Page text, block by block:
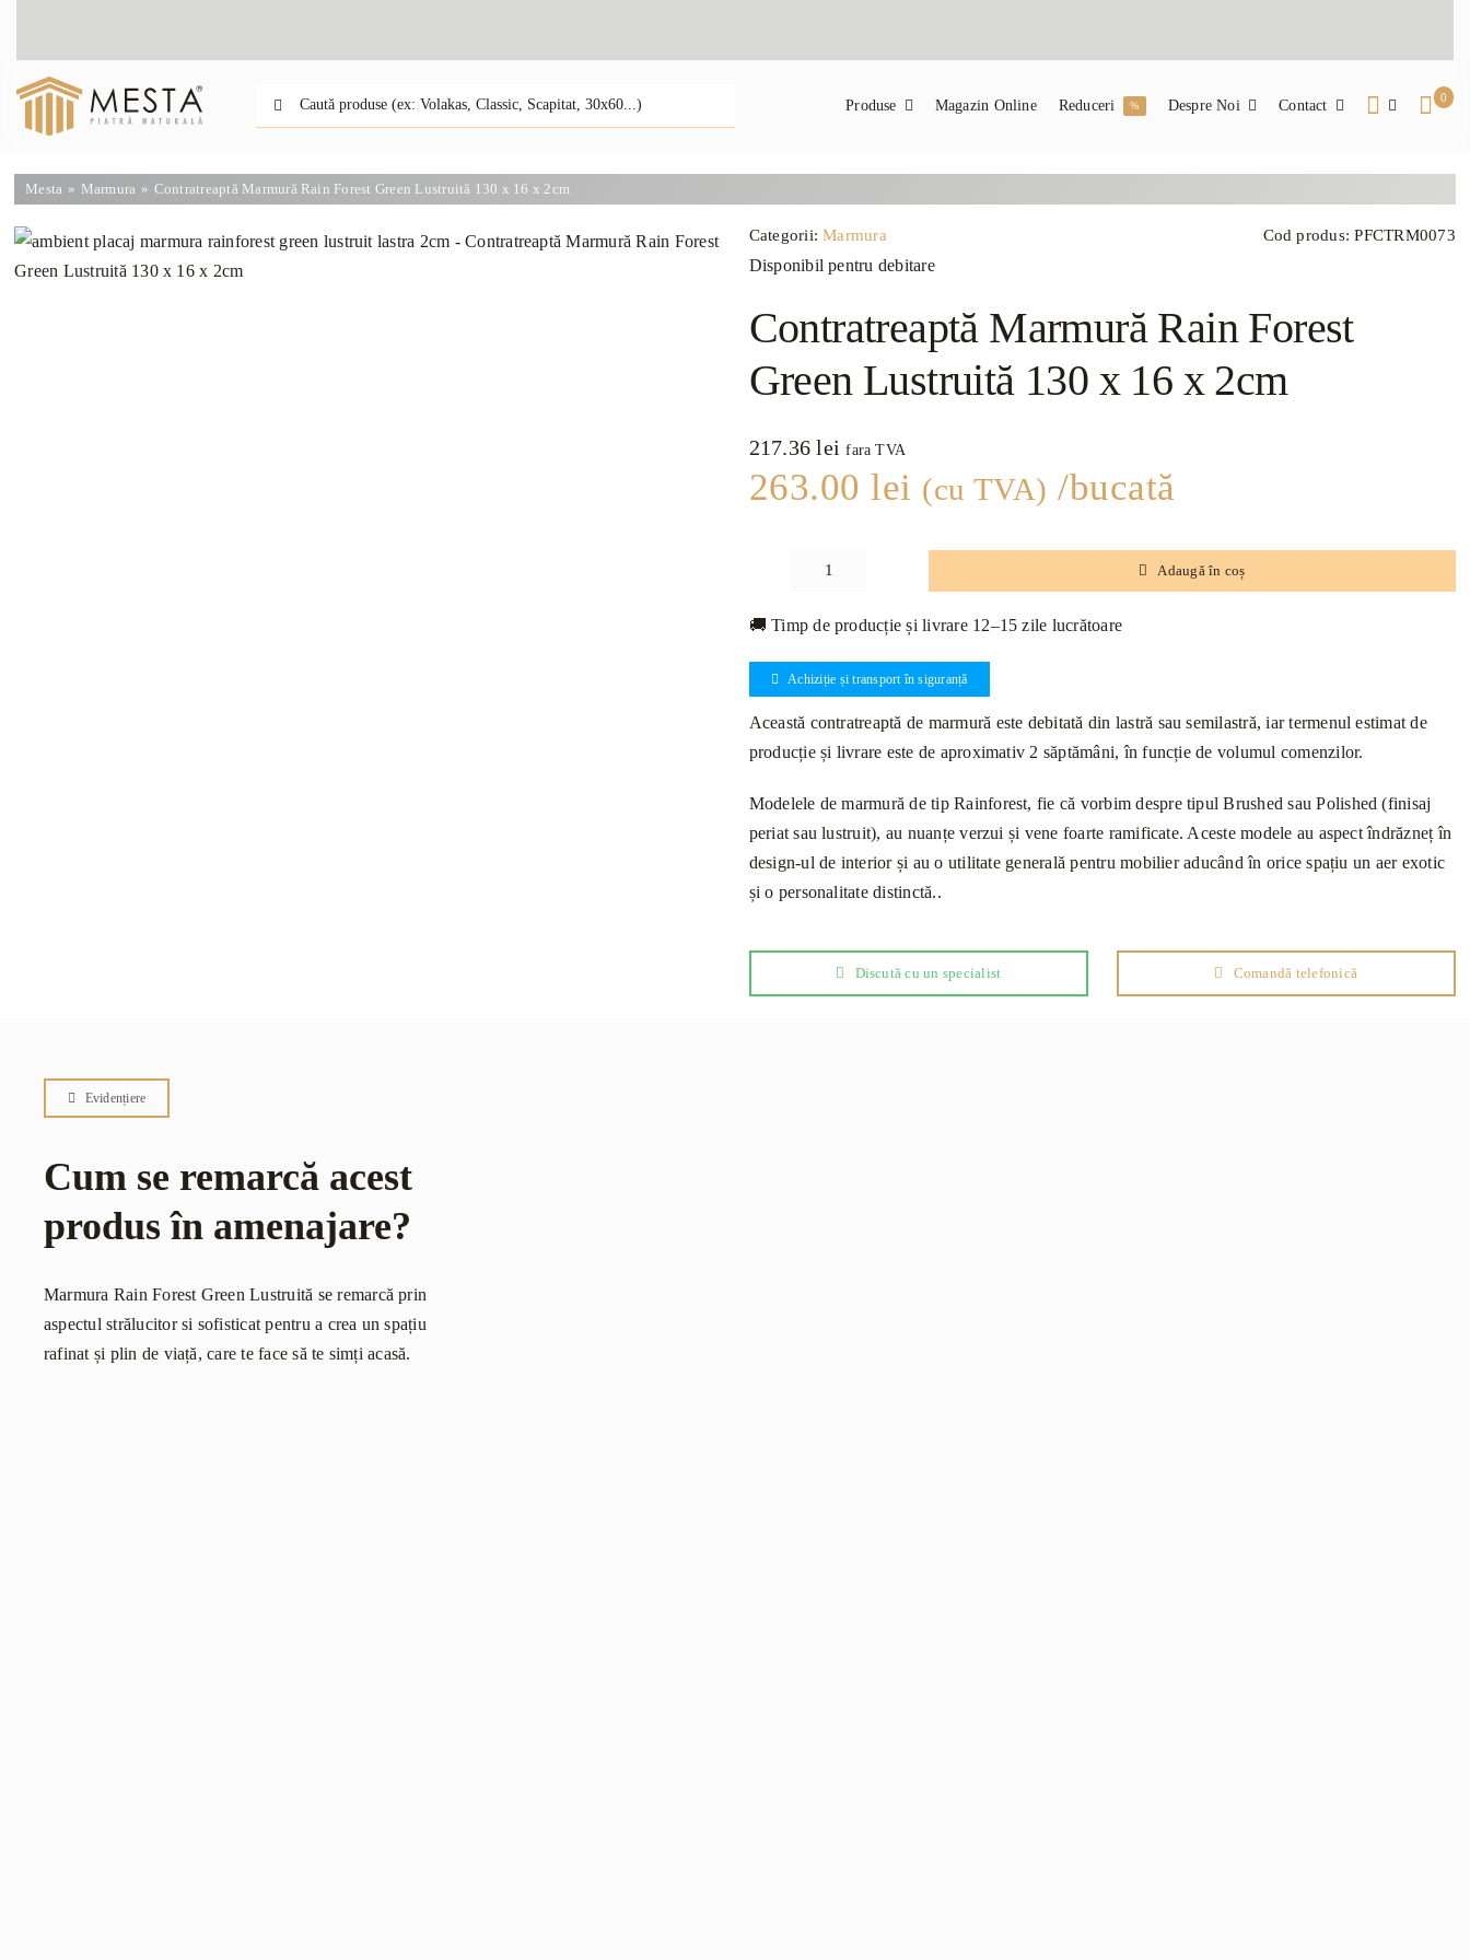
content
Caută:
Produse Magazin Online Reduceri % Despre Noi Contact 0
Mesta Marmura Contratreaptă Marmură Rain Forest Green Lustruită 130 x 16 x 2cm
Categorii:Marmura Cod produs:PFCTRM0073
Disponibil pentru debitare
Contratreaptă Marmură Rain Forest
Green Lustruită 130 x 16 x 2cm
217.36lei fara TVA
263.00lei (cu TVA) /bucată
Marmură
Rain
Forest
Green
Lustruită
x
16
x
2cm
Adaugă în coș
🚚 Timp de producție și livrare 12–15 zile lucrătoare
Achiziție și transport în siguranță
Această contratreaptă de marmură este debitată din lastră sau semilastră, iar termenul estimat de
producție și livrare este de aproximativ 2 săptămâni, în funcție de volumul comenzilor.
Modelele de marmură de tip Rainforest, fie că vorbim despre tipul Brushed sau Polished (finisaj
periat sau lustruit), au nuanțe verzui și vene foarte ramificate. Aceste modele au aspect îndrăzneț în
design-ul de interior și au o utilitate generală pentru mobilier aducând în orice spațiu un aer exotic
și o personalitate distinctă..
Discută cu un specialist Comandă telefonică
Evidențiere
Cum se remarcă acest
produs în amenajare?
Marmura Rain Forest Green Lustruită se remarcă prin
aspectul strălucitor si sofisticat pentru a crea un spațiu
rafinat și plin de viață, care te face să te simți acasă.